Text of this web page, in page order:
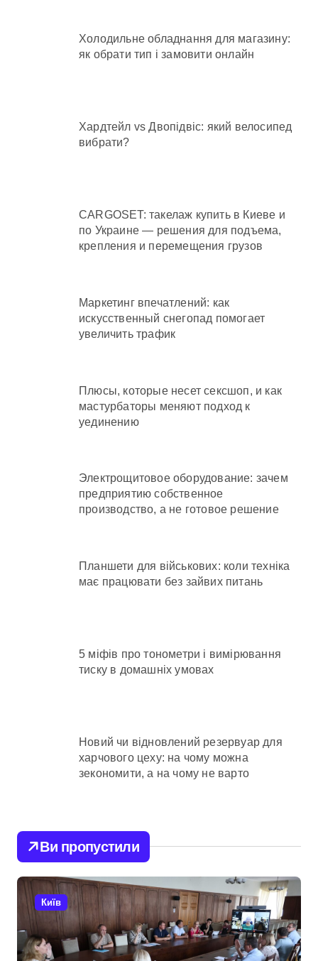
Холодильне обладнання для магазину:
як обрати тип і замовити онлайн
Хардтейл vs Двопідвіс: який велосипед
вибрати?
CARGOSET: такелаж купить в Киеве и
по Украине — решения для подъема,
крепления и перемещения грузов
Маркетинг впечатлений: как
искусственный снегопад помогает
увеличить трафик
Плюсы, которые несет сексшоп, и как
мастурбаторы меняют подход к
уединению
Электрощитовое оборудование: зачем
предприятию собственное
производство, а не готовое решение
Планшети для військових: коли техніка
має працювати без зайвих питань
5 міфів про тонометри і вимірювання
тиску в домашніх умовах
Новий чи відновлений резервуар для
харчового цеху: на чому можна
зекономити, а на чому не варто
Ви пропустили
Київ